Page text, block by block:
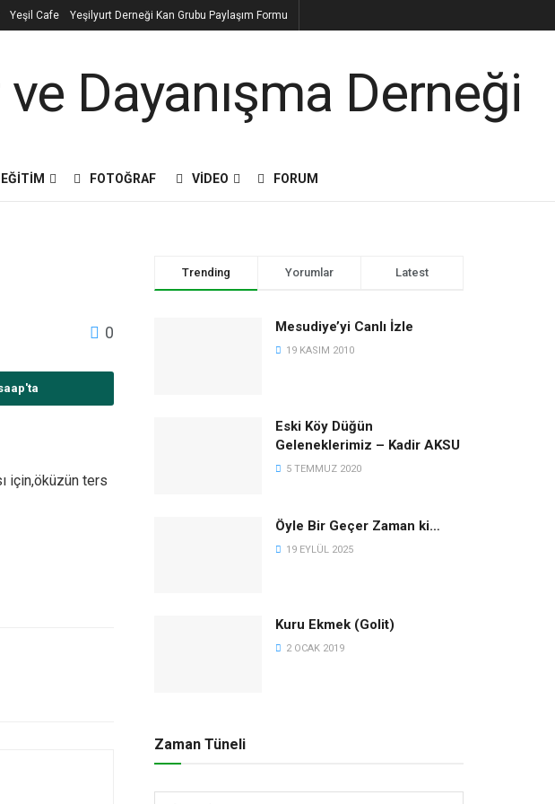
Yeşil Cafe Yeşilyurt Derneği Kan Grubu Paylaşım Formu
EĞITIM FOTOĞRAF VIDEO FORUM
0
için,öküzün ters
Trending Yorumlar Latest
Mesudiye’yi Canlı İzle
19 KASIM 2010
Eski Köy Düğün
Geleneklerimiz – Kadir AKSU
5 TEMMUZ 2020
Öyle Bir Geçer Zaman ki…
19 EYLÜL 2025
Kuru Ekmek (Golit)
2 OCAK 2019
Zaman Tüneli